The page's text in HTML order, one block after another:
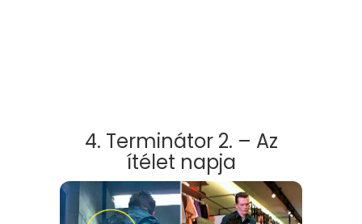
4. Terminátor 2. – Az
ítélet napja